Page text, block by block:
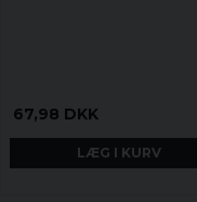
67,98 DKK
LÆG I KURV